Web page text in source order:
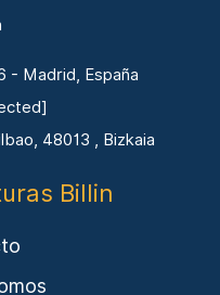
- Madrid, España
48013 , Bizkaia
Billin